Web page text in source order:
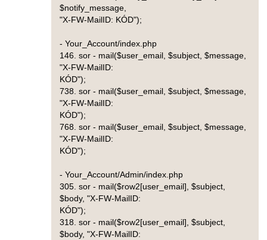
$notify_message,
"X-FW-MailID: KÓD");
- Your_Account/index.php
146. sor - mail($user_email, $subject, $message,
"X-FW-MailID:
KÓD");
738. sor - mail($user_email, $subject, $message,
"X-FW-MailID:
KÓD");
768. sor - mail($user_email, $subject, $message,
"X-FW-MailID:
KÓD");
- Your_Account/Admin/index.php
305. sor - mail($row2[user_email], $subject,
$body, "X-FW-MailID:
KÓD");
318. sor - mail($row2[user_email], $subject,
$body, "X-FW-MailID: